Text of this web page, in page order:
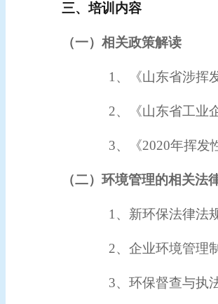
三、培训内容
（一）相关政策解读
1、《山东省涉挥
2、《山东省工业
3、《2020年挥发
（二）环境管理的相关法
1、新环保法律法
2、企业环境管理
3、环保督查与执